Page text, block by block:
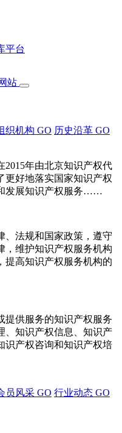
平台
织机构 GO 历史沿革 GO
2015年由北京知识产权代
更好地落实国家知识产权
发展知识产权服务……
、法规和国家政策，遵守
，维护知识产权服务机构
提高知识产权服务机构的
提供服务的知识产权服务
、知识产权信息、知识产
识产权咨询和知识产权培
员风采 GO 行业动态 GO